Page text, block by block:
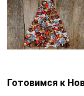
Готовимся к